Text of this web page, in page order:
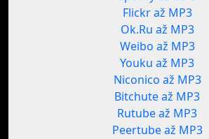
Flickr až MP3
Ok.Ru až MP3
Weibo až MP3
Youku až MP3
Niconico až MP3
Bitchute až MP3
Rutube až MP3
Peertube až MP3